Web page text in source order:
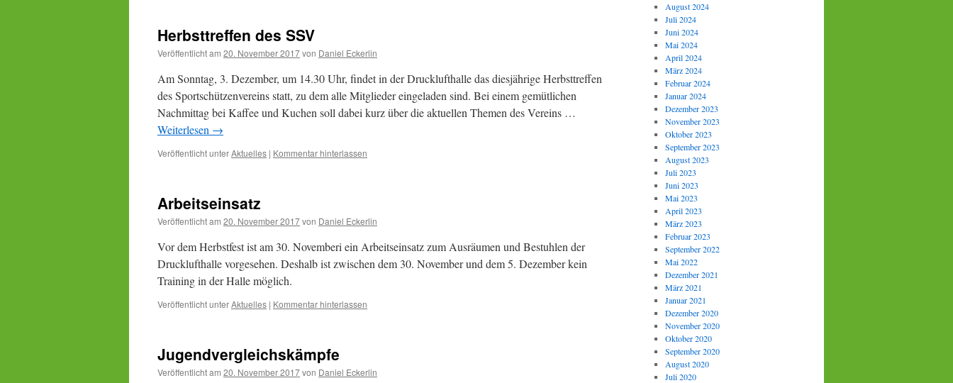
Herbsttreffen des SSV
Veröffentlicht am 20. November 2017von Daniel Eckerlin
Am Sonntag, 3. Dezember, um 14.30 Uhr, findet in der Drucklufthalle das diesjährige Herbsttreffen
des Sportschützenvereins statt, zu dem alle Mitglieder eingeladen sind. Bei einem gemütlichen
Nachmittag bei Kaffee und Kuchen soll dabei kurz über die aktuellen Themen des Vereins …
Weiterlesen →
Veröffentlicht unterAktuelles | Kommentar hinterlassen
Arbeitseinsatz
Veröffentlicht am 20. November 2017von Daniel Eckerlin
Vor dem Herbstfest ist am 30. Novemberi ein Arbeitseinsatz zum Ausräumen und Bestuhlen der
Drucklufthalle vorgesehen. Deshalb ist zwischen dem 30. November und dem 5. Dezember kein
Training in der Halle möglich.
Veröffentlicht unterAktuelles | Kommentar hinterlassen
Jugendvergleichskämpfe
Veröffentlicht am 20. November 2017von Daniel Eckerlin
August 2024
Juli 2024
Juni 2024
Mai 2024
April 2024
März 2024
Februar 2024
Januar 2024
Dezember 2023
November 2023
Oktober 2023
September 2023
August 2023
Juli 2023
Juni 2023
Mai 2023
April 2023
März 2023
Februar 2023
September 2022
Mai 2022
Dezember 2021
März 2021
Januar 2021
Dezember 2020
November 2020
Oktober 2020
September 2020
August 2020
Juli 2020